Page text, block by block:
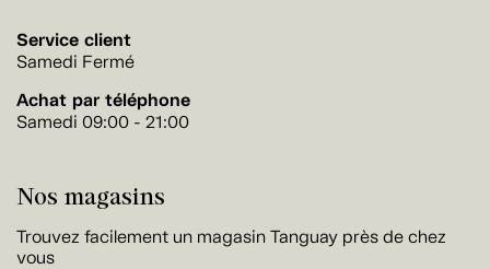
Service client
Samedi Fermé
Achat par téléphone
Samedi 09:00 - 21:00
Nos magasins
Trouvez facilement un magasin Tanguay près de chez
vous